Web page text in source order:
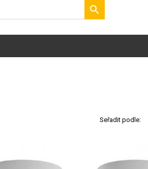

Seřadit podle: